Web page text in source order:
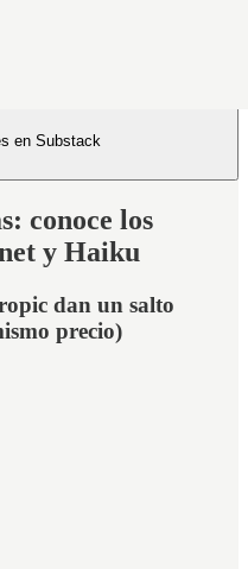
en Substack
conoce los
y Haiku
dan un salto
precio)